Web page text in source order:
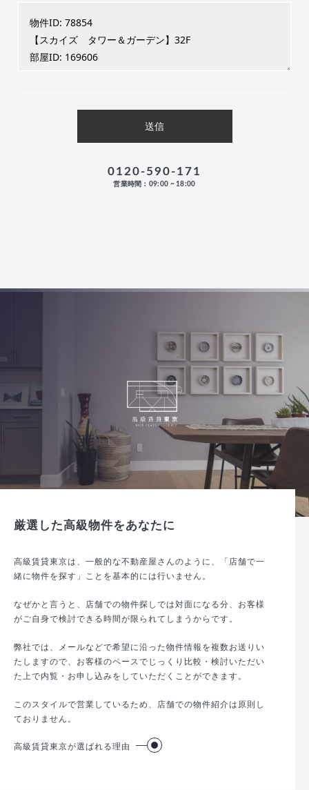
0120-590-171
営業時間：09:00 ~ 18:00
厳選した高級物件をあなたに
高級賃貸東京は、一般的な不動産屋さんのように、「店舗で一
緒に物件を探す」ことを基本的には行いません。
なぜかと言うと、店舗での物件探しでは対面になる分、お客様
がご自身で検討できる時間が限られてしまうからです。
弊社では、メールなどで希望に沿った物件情報を複数お送りい
たしますので、お客様のペースでじっくり比較・検討いただい
た上で内覧・お申し込みをしていただくことができます。
このスタイルで営業しているため、店舗での物件紹介は原則し
ておりません。
高級賃貸東京が選ばれる理由